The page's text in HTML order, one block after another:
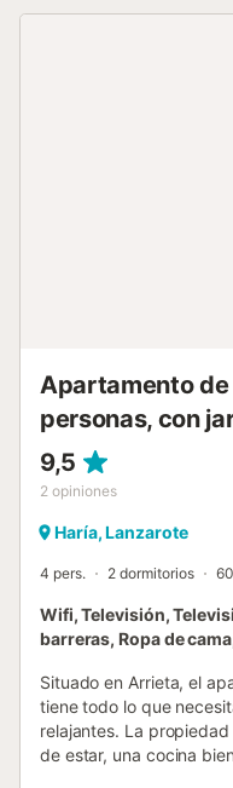
Apartamento
personas, con
9,5
2 opiniones
Haría, Lanzarote
4 pers. 2 dormitorios
Wifi, Televisión,
barreras, Ropa de
Situado en Arrieta, el
tiene todo lo que
relajantes. La
de estar, una cocina